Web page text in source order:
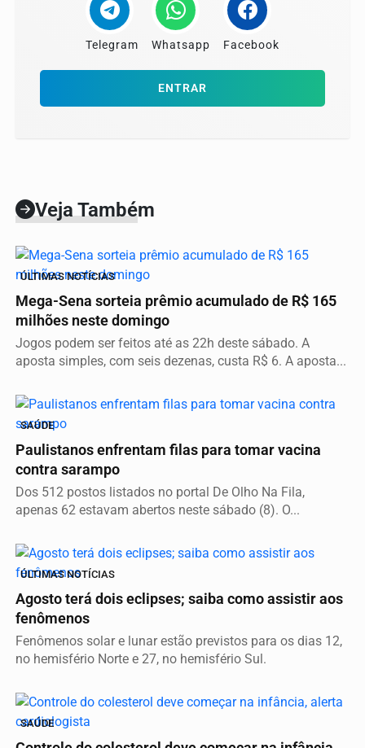
Telegram Whatsapp Facebook
ENTRAR
Veja Também
ÚLTIMAS NOTÍCIAS
Mega-Sena sorteia prêmio acumulado de R$ 165
milhões neste domingo
Jogos podem ser feitos até as 22h deste sábado. A
aposta simples, com seis dezenas, custa R$ 6. A aposta...
SAÚDE
Paulistanos enfrentam filas para tomar vacina
contra sarampo
Dos 512 postos listados no portal De Olho Na Fila,
apenas 62 estavam abertos neste sábado (8). O...
ÚLTIMAS NOTÍCIAS
Agosto terá dois eclipses; saiba como assistir aos
fenômenos
Fenômenos solar e lunar estão previstos para os dias 12,
no hemisfério Norte e 27, no hemisfério Sul.
SAÚDE